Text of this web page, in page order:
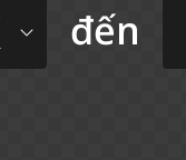
đến